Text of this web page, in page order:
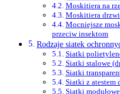
Moskitiera na
Moskitiera
Mocniejsze
przeciw insektom
Rodzaje siatek
Siatki
Siatki stalowe
Siatki
Siatki z atestem
Siatki